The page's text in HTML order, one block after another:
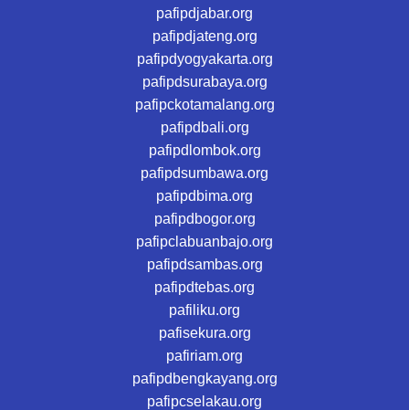
pafipdjabar.org
pafipdjateng.org
pafipdyogyakarta.org
pafipdsurabaya.org
pafipckotamalang.org
pafipdbali.org
pafipdlombok.org
pafipdsumbawa.org
pafipdbima.org
pafipdbogor.org
pafipclabuanbajo.org
pafipdsambas.org
pafipdtebas.org
pafiliku.org
pafisekura.org
pafiriam.org
pafipdbengkayang.org
pafipcselakau.org